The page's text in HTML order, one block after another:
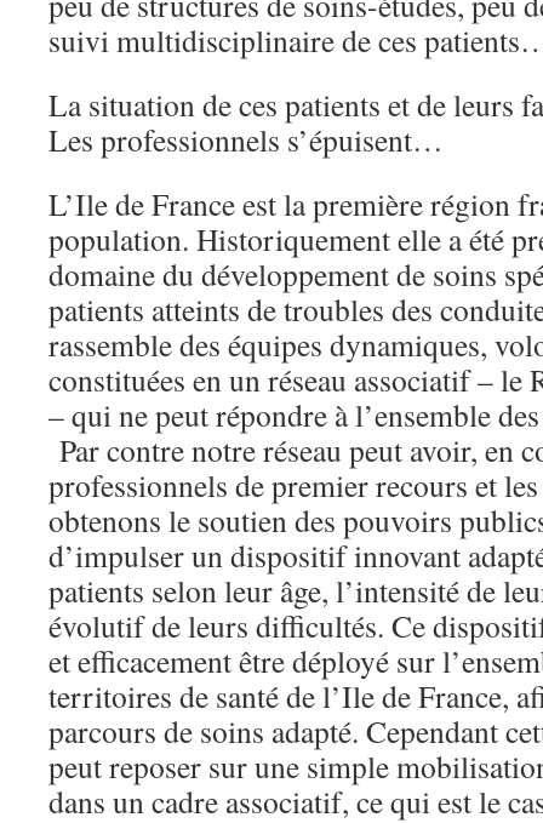
suivi multidisciplinaire de ces
La situation de ces patients et de leurs
Les professionnels s’épuisent…
L’Ile de France est la première région
population. Historiquement elle a été
domaine du développement de soins
patients atteints de troubles des
rassemble des équipes dynamiques,
constituées en un réseau associatif – le
– qui ne peut répondre à l’ensemble
Par contre notre réseau peut avoir, en
professionnels de premier recours et
obtenons le soutien des pouvoirs
d’impulser un dispositif innovant
patients selon leur âge, l’intensité de
évolutif de leurs difficultés. Ce
et efficacement être déployé sur
territoires de santé de l’Ile de France,
parcours de soins adapté. Cependant
peut reposer sur une simple
dans un cadre associatif, ce qui est le